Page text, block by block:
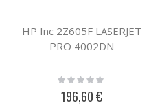
HP Inc 2Z605F LASERJET
PRO 4002DN
Rating:
196,60 €